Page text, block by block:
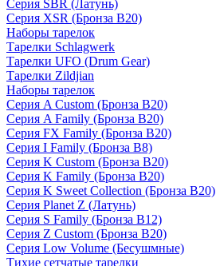
Серия SBR (Латунь)
Серия XSR (Бронза B20)
Наборы тарелок
Тарелки Schlagwerk
Тарелки UFO (Drum Gear)
Тарелки Zildjian
Наборы тарелок
Серия A Custom (Бронза B20)
Серия A Family (Бронза B20)
Серия FX Family (Бронза B20)
Серия I Family (Бронза B8)
Серия K Custom (Бронза B20)
Серия K Family (Бронза B20)
Серия K Sweet Collection (Бронза B20)
Серия Planet Z (Латунь)
Серия S Family (Бронза B12)
Серия Z Custom (Бронза B20)
Серия Low Volume (Бесушмные)
Тихие сетчатые тарелки